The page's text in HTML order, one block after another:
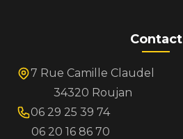
Contact
7 Rue Camille Claudel
34320 Roujan
06 29 25 39 74
06 20 16 86 70